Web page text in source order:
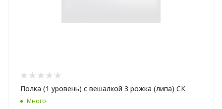
Полка (1 уровень) с вешалкой 3 рожка (липа) СК
Много